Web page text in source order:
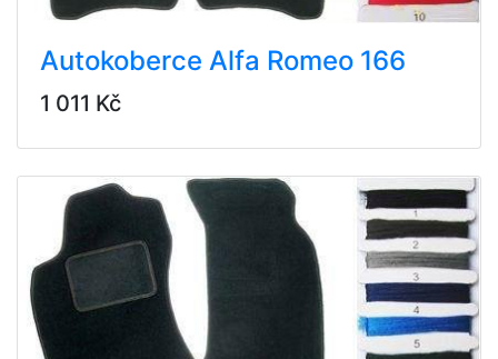
Autokoberce Alfa Romeo 166
1 011 Kč